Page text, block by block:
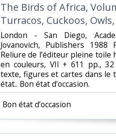
‎The Birds of Africa,
Turracos, Cuckoos,
‎London - San Diego,
Jovanovich, Publishers
Reliure de l’éditeur pleine
en couleurs, VII + 611 pp.,
texte, figures et cartes dans le
état.. Bon état d’occasion.‎
‎ Bon état d’occasion ‎